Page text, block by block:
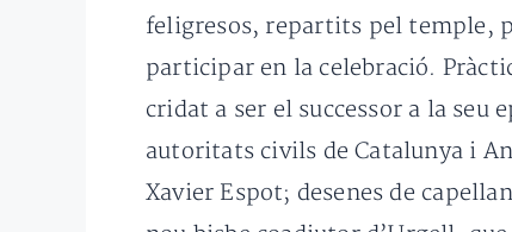
feligresos, repartits pel temple,
participar en la celebració.
cridat a ser el successor a la seu
autoritats civils de Catalunya i
Xavier Espot; desenes de